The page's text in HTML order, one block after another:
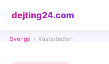
dejting24.com
Sverige › Västerbotten